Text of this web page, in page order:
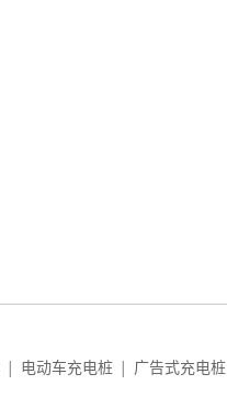
电动车充电桩 广告式充电桩